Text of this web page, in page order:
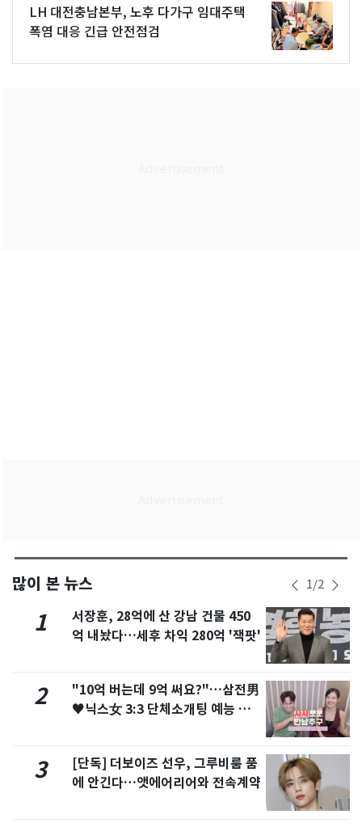
LH 대전충남본부, 노후 다가구 임대주택
폭염 대응 긴급 안전점검
많이 본 뉴스 1/2
1
서장훈, 28억에 산 강남 건물 450
억 내놨다…세후 차익 280억 '잭팟'
2
"10억 버는데 9억 써요?"…삼전男
♥닉스女 3:3 단체소개팅 예능 화
3
[단독] 더보이즈 선우, 그루비룸 품
에 안긴다…앳에어리어와 전속계약